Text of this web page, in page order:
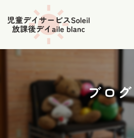
ブログ